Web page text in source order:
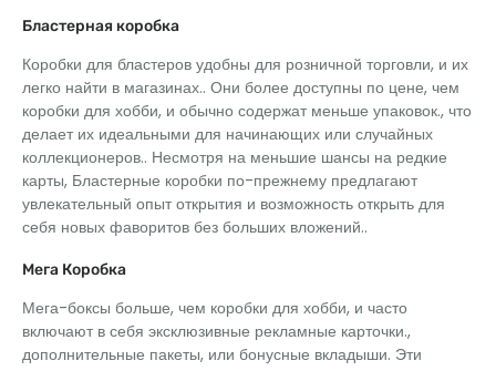
Бластерная коробка
Коробки для бластеров удобны для розничной торговли, и их
легко найти в магазинах.. Они более доступны по цене, чем
коробки для хобби, и обычно содержат меньше упаковок., что
делает их идеальными для начинающих или случайных
коллекционеров.. Несмотря на меньшие шансы на редкие
карты, Бластерные коробки по-прежнему предлагают
увлекательный опыт открытия и возможность открыть для
себя новых фаворитов без больших вложений..
Мега Коробка
Мега-боксы больше, чем коробки для хобби, и часто
включают в себя эксклюзивные рекламные карточки.,
дополнительные пакеты, или бонусные вкладыши. Эти